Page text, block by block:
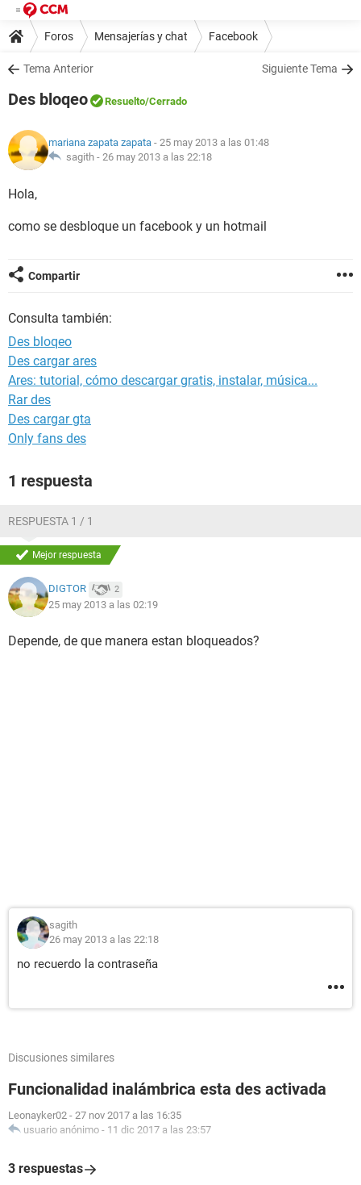
Foros Mensajerías y chat Facebook
Tema Anterior Siguiente Tema
Des bloqeo Resuelto/Cerrado
mariana zapata zapata - 25 may 2013 a las 01:48
sagith - 26 may 2013 a las 22:18
Hola,
como se desbloque un facebook y un hotmail
Compartir
Consulta también:
Des bloqeo
Des cargar ares
Ares: tutorial, cómo descargar gratis, instalar, música...
Rar des
Des cargar gta
Only fans des
1 respuesta
RESPUESTA 1 / 1
Mejor respuesta
DIGTOR 2
25 may 2013 a las 02:19
Depende, de que manera estan bloqueados?
sagith
26 may 2013 a las 22:18
no recuerdo la contraseña
Discusiones similares
Funcionalidad inalámbrica esta des activada
Leonayker02 - 27 nov 2017 a las 16:35
usuario anónimo - 11 dic 2017 a las 23:57
3 respuestas